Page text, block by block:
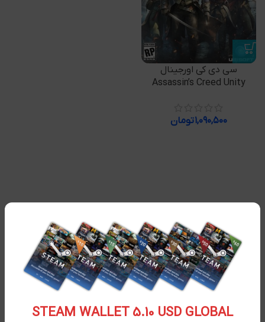
STEAM WALLET 5.10 USD GLOBAL
سی دی کی اورجینال
Assassin’s Creed Unity
۱,۰۹۰,۵۰۰تومان